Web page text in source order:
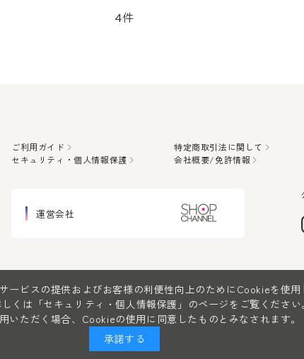
4件
運営会社
ご利用ガイド 特定商取引法に関して
セキュリティ・個人情報保護
会社概要/免許情報
ービスの提供およびお客様の利便性向上のためにCookieを使用
くは 「セキュリティ・個人情報保護」 のページをご覧ください。
いただく場合、Cookieの使用に同意したものとみなされます。
承諾する